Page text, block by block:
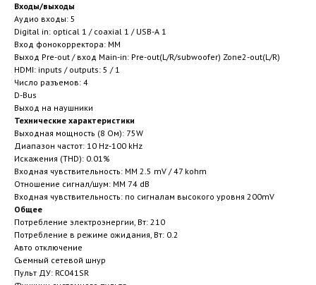
Входы/выходы
Аудио входы: 5
Digital in: optical 1 / coaxial 1 / USB-A 1
Вход фонокорректора: MM
Выход Pre-out / вход Main-in: Pre-out(L/R/subwoofer) Zone2-out(L/R)
HDMI: inputs / outputs: 5 / 1
Число разъемов: 4
D-Bus
Выход на наушники
Технические характеристики
Выходная мощность (8 Ом): 75W
Диапазон частот: 10 Hz-100 kHz
Искажения (THD): 0.01%
Входная чувствительность: MM 2.5 mV / 47 kohm
Отношение сигнал/шум: MM 74 dB
Входная чувствительность: по сигналам высокого уровня 200mV
Общее
Потребление электроэнергии, Вт: 210
Потребление в режиме ожидания, Вт: 0.2
Авто отключение
Съемный сетевой шнур
Пульт ДУ: RC041SR